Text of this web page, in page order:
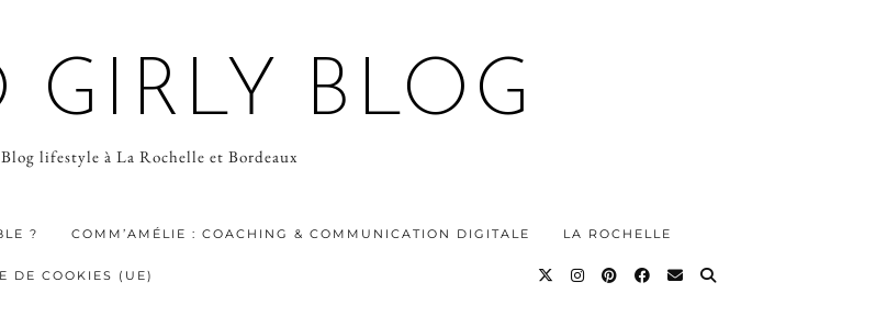
GIRLY BLOG
Blog lifestyle à La Rochelle et Bordeaux
? COMM’AMÉLIE : COACHING & COMMUNICATION DIGITALE LA ROCHELLE
DE COOKIES (UE)